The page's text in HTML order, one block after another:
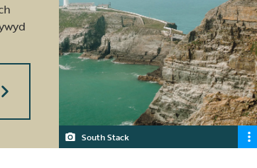
South Stack